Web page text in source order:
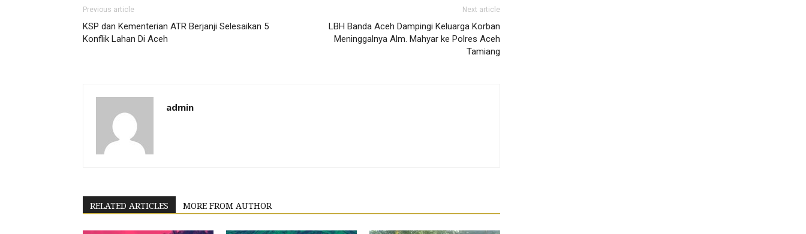
Previous article
KSP dan Kementerian ATR Berjanji Selesaikan 5
Konflik Lahan Di Aceh
Next article
LBH Banda Aceh Dampingi Keluarga Korban
Meninggalnya Alm. Mahyar ke Polres Aceh
Tamiang
admin
RELATED ARTICLES MORE FROM AUTHOR